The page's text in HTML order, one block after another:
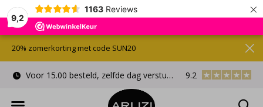
9,2
1163 Reviews ×
Voor 15.00 besteld, zelfde dag verstuurd Gratis
9.2
20% zomerkorting met code SUN20